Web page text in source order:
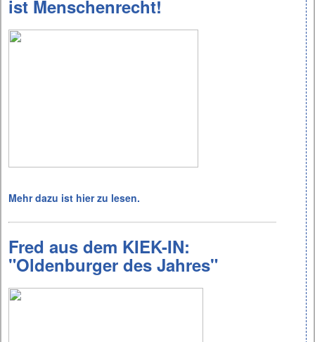
ist Menschenrecht!
Mehr dazu ist hier zu lesen.
Fred aus dem KIEK-IN:
"Oldenburger des Jahres"